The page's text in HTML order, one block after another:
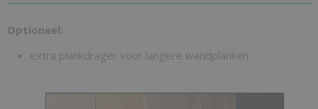
Optioneel:
extra plankdrager voor langere wandplanken